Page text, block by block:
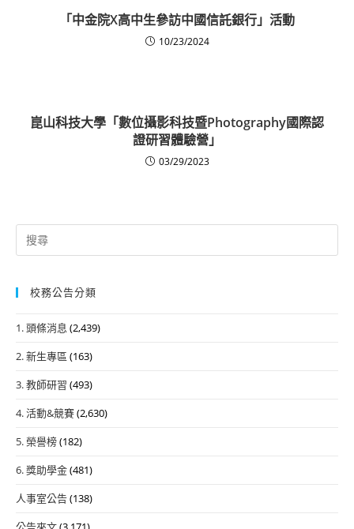
「中金院X高中生參訪中國信託銀行」活動
10/23/2024
崑山科技大學「數位攝影科技暨Photography國際認
證研習體驗營」
03/29/2023
Search
for:
校務公告分類
1. 頭條消息 (2,439)
2. 新生專區 (163)
3. 教師研習 (493)
4. 活動&競賽(2,630)
5. 榮譽榜(182)
6. 獎助學金(481)
人事室公告(138)